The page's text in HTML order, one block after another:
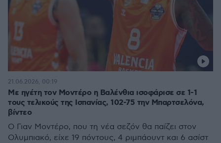
Με ηγέτη τον Μοντέρο η Βαλένθια ισοφάρισε σε 1-1
τους τελικούς της Ισπανίας, 102-75 την Μπαρτσελόνα,
βίντεο
Ο Γιαν Μοντέρο, που τη νέα σεζόν θα παίζει στον
Ολυμπιακό, είχε 19 πόντους, 4 ριμπάουντ και 6 ασίστ
21.06.2026, 00:19